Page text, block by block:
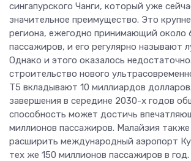
сингапурского Чанги, который уже
значительное преимущество. Это
региона, ежегодно принимающий около
пассажиров, и его регулярно называют
Однако и этого оказалось
строительство нового
T5 вкладывают 10 миллиардов
завершения в середине 2030-х годов
способность может достичь
миллионов пассажиров. Малайзия также
расширить международный аэропорт
тех же 150 миллионов пассажиров в год.